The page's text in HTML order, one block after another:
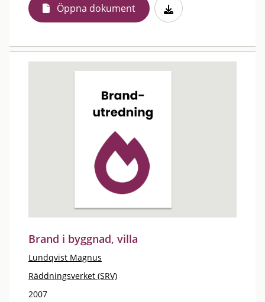
Öppna dokument
Brand i byggnad, villa
Lundqvist Magnus
Räddningsverket (SRV)
2007